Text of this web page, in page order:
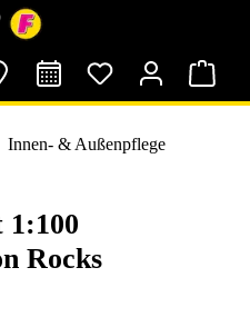
Innen- & Außenpflege
Rocks